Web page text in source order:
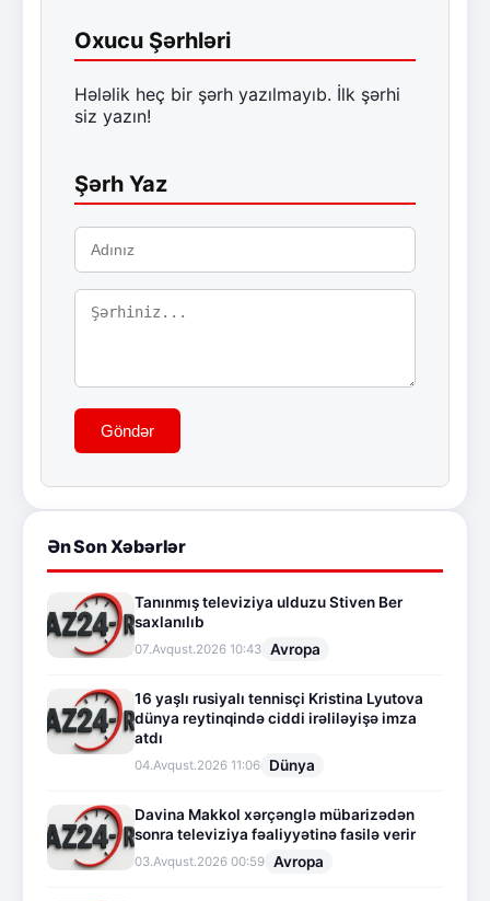
Oxucu Şərhləri
Hələlik heç bir şərh yazılmayıb. İlk şərhi
siz yazın!
Şərh Yaz
Göndər
Ən Son Xəbərlər
Tanınmış televiziya ulduzu Stiven Ber
saxlanılıb
07.Avqust.2026 10:43 Avropa
16 yaşlı rusiyalı tennisçi Kristina Lyutova
dünya reytinqində ciddi irəliləyişə imza
atdı
04.Avqust.2026 11:06 Dünya
Davina Makkol xərçənglə mübarizədən
sonra televiziya fəaliyyətinə fasilə verir
03.Avqust.2026 00:59 Avropa